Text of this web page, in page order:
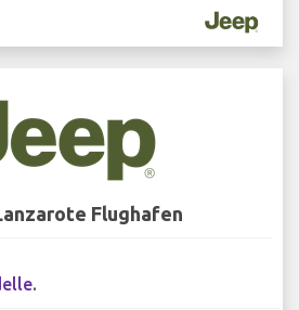
Flughafen
.